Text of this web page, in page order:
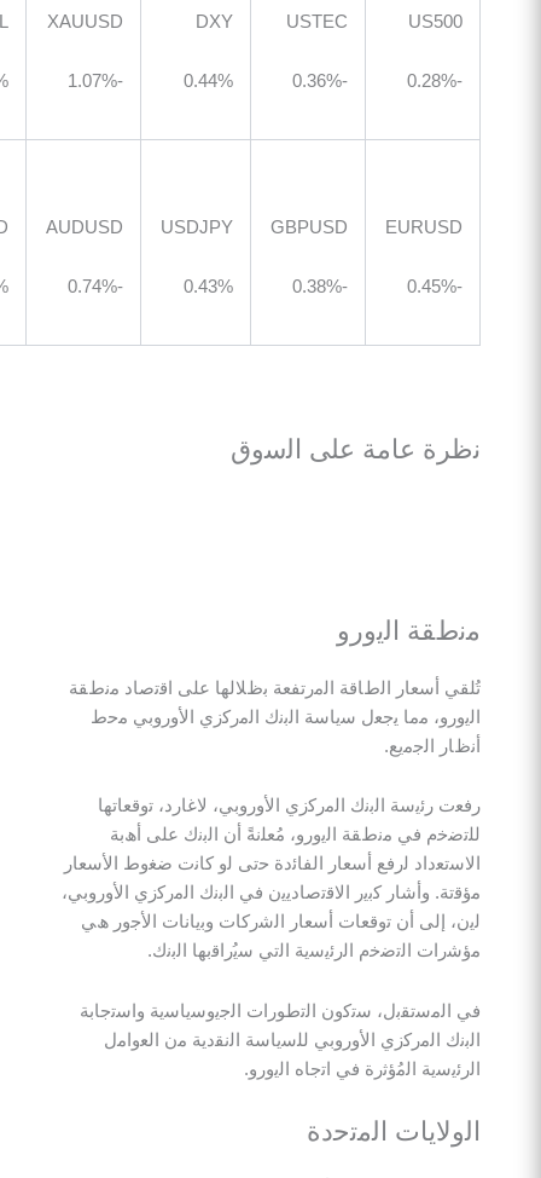
USTEC
-0.36%
DXY
0.44%
XAUUSD
-1.07%
USOIL
2.24%
GBPUSD
-0.38%
USDJPY
0.43%
AUDUSD
-0.74%
BTCUSD
1.12%
ﻋﺎﻣﺔ ﻋﻠﻰ اﻟﺳوق
اﻟﯾورو
أﺳﻌﺎر اﻟطﺎﻗﺔ اﻟﻣرﺗﻔﻌﺔ ﺑظﻼﻟﮭﺎ ﻋﻠﻰ اﻗﺗﺻﺎد ﻣﻧطﻘﺔ
ﻣﻣﺎ ﯾﺟﻌل ﺳﯾﺎﺳﺔ اﻟﺑﻧك اﻟﻣرﻛزي اﻷوروﺑﻲ ﻣﺣط
اﻟﺑﻧك اﻟﻣرﻛزي اﻷوروﺑﻲ، ﻻﻏﺎرد، ﺗوﻗﻌﺎﺗﮭﺎ
ﻓﻲ ﻣﻧطﻘﺔ اﻟﯾورو، ﻣُﻌﻠﻧﺔً أن اﻟﺑﻧك ﻋﻠﻰ أھﺑﺔ
ﻟرﻓﻊ أﺳﻌﺎر اﻟﻔﺎﺋدة ﺣﺗﻰ ﻟو ﻛﺎﻧت ﺿﻐوط اﻷﺳﻌﺎر
وأﺷﺎر ﻛﺑﯾر اﻻﻗﺗﺻﺎدﯾﯾن ﻓﻲ اﻟﺑﻧك اﻟﻣرﻛزي اﻷوروﺑﻲ،
إﻟﻰ أن ﺗوﻗﻌﺎت أﺳﻌﺎر اﻟﺷرﻛﺎت وﺑﯾﺎﻧﺎت اﻷﺟور ھﻲ
اﻟﺗﺿﺧم اﻟرﺋﯾﺳﯾﺔ اﻟﺗﻲ ﺳﯾُراﻗﺑﮭﺎ اﻟﺑﻧك.
ﺳﺗﻛون اﻟﺗطورات اﻟﺟﯾوﺳﯾﺎﺳﯾﺔ واﺳﺗﺟﺎﺑﺔ
اﻟﻣرﻛزي اﻷوروﺑﻲ ﻟﻠﺳﯾﺎﺳﺔ اﻟﻧﻘدﯾﺔ ﻣن اﻟﻌواﻣل
اﻟﻣُؤﺛرة ﻓﻲ اﺗﺟﺎه اﻟﯾورو.
اﻟﻣﺗﺣدة